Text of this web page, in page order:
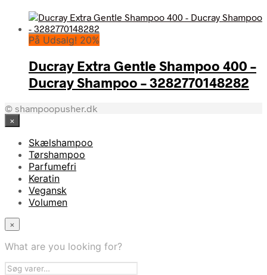
På Udsalg! 20%
Ducray Extra Gentle Shampoo 400 –
Ducray Shampoo – 3282770148282
© shampoopusher.dk
×
Skælshampoo
Tørshampoo
Parfumefri
Keratin
Vegansk
Volumen
×
What are you looking for?